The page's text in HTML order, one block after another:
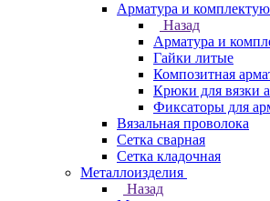
Арматура и
Назад
Арматура и
Гайки литые
Композитная
Крюки для вязки
Фиксаторы для
Вязальная проволока
Сетка сварная
Сетка кладочная
Металлоизделия
Назад